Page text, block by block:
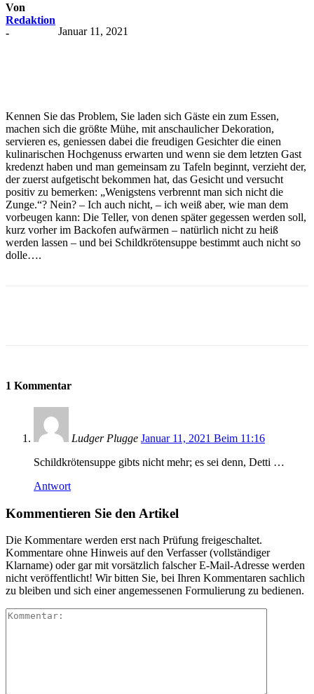
Von
Redaktion
-
Januar 11, 2021
Kennen Sie das Problem, Sie laden sich Gäste ein zum Essen,
machen sich die größte Mühe, mit anschaulicher Dekoration,
servieren es, geniessen dabei die freudigen Gesichter die einen
kulinarischen Hochgenuss erwarten und wenn sie dem letzten Gast
kredenzt haben und man gemeinsam zu Tafeln beginnt, verzieht der,
der zuerst aufgetischt bekommen hat, das Gesicht und versucht
positiv zu bemerken: „Wenigstens verbrennt man sich nicht die
Zunge.“? Nein? – Ich auch nicht, – ich weiß aber, wie man dem
vorbeugen kann: Die Teller, von denen später gegessen werden soll,
kurz vorher im Backofen aufwärmen – natürlich nicht zu heiß
werden lassen – und bei Schildkrötensuppe bestimmt auch nicht so
dolle….
1 Kommentar
Ludger Plugge Januar 11, 2021 Beim 11:16
Schildkrötensuppe gibts nicht mehr; es sei denn, Detti …
Antwort
Kommentieren Sie den Artikel
Die Kommentare werden erst nach Prüfung freigeschaltet.
Kommentare ohne Hinweis auf den Verfasser (vollständiger
Klarname) oder gar mit vorsätzlich falscher E-Mail-Adresse werden
nicht veröffentlicht! Wir bitten Sie, bei Ihren Kommentaren sachlich
zu bleiben und sich einer angemessenen Formulierung zu bedienen.